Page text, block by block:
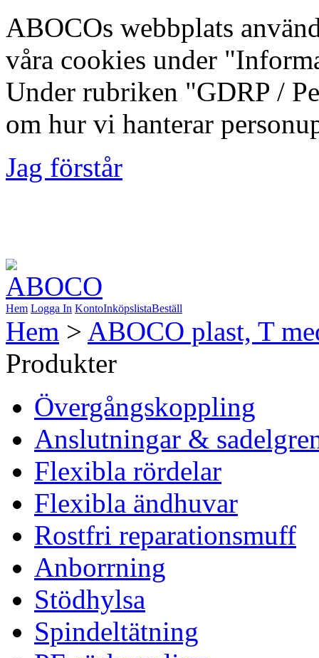
ABOCOs webbplats
våra cookies under
Under rubriken "GDRP /
om hur vi hanterar
Jag förstår
Hem Logga In KontoInköpslistaBeställ
Hem > ABOCO plast, T
Produkter
Övergångskoppling
Anslutningar &
Flexibla rördelar
Flexibla ändhuvar
Rostfri reparationsmuff
Anborrning
Stödhylsa
Spindeltätning